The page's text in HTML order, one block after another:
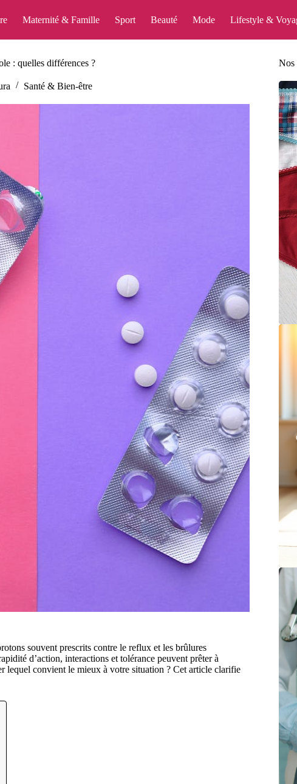
Maternité & Famille Sport Beauté Mode Lifestyle &
: quelles différences ?
Santé & Bien-être
souvent prescrits contre le reflux et les brûlures
d’action, interactions et tolérance peuvent prêter à
lequel convient le mieux à votre situation ? Cet article clarifie
Nos